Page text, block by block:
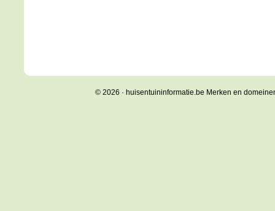
© 2026 · huisentuininformatie.be Merken en